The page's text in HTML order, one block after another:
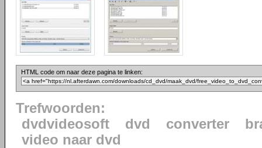
HTML code om naar deze pagina te linken:
Trefwoorden:
dvdvideosoft
dvd converter
video naar dvd